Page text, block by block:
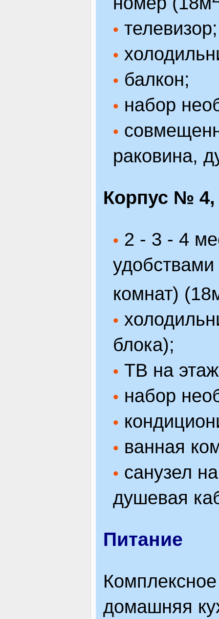
• телевизор;
•
• балкон;
• набор
•
раковина,
Корпус № 4,
• 2 - 3 - 4
удобствами
комнат)
•
блока);
• ТВ на
• набор
•
• ванная
• санузел
душевая
Питание
домашняя